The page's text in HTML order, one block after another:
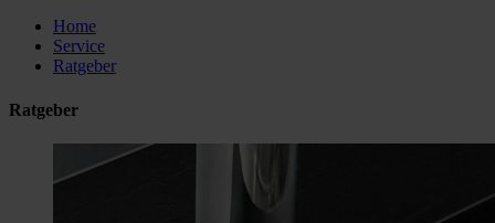
Home
Service
Ratgeber
Ratgeber